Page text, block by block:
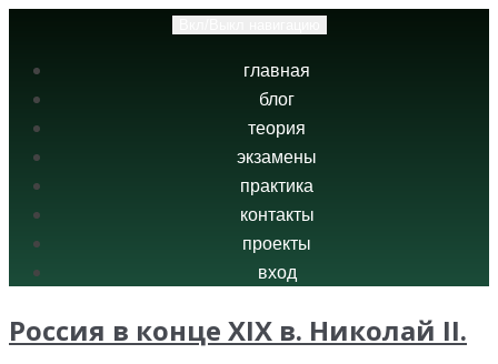
главная
блог
теория
экзамены
практика
контакты
проекты
вход
Россия в конце XIX в. Николай II.